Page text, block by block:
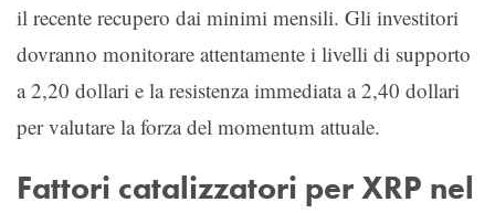
il recente recupero dai minimi mensili. Gli investitori
dovranno monitorare attentamente i livelli di supporto
a 2,20 dollari e la resistenza immediata a 2,40 dollari
per valutare la forza del momentum attuale.
Fattori catalizzatori per XRP nel